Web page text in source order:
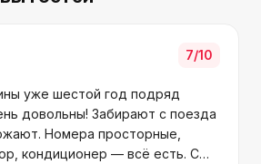
7/10
уже шестой год подряд
довольны! Забирают с поезда
Номера просторные,
кондиционер — всё есть. С